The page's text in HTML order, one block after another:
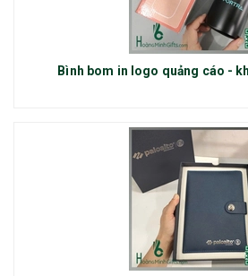
Bình bom in logo quảng cáo -